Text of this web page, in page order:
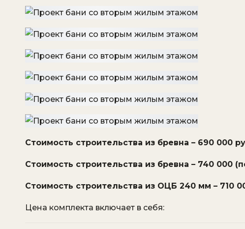
Стоимость строительства из бревна – 690 000
Стоимость строительства из бревна – 740 000
Стоимость строительства из ОЦБ 240 мм – 710
Цена комплекта включает в себя: